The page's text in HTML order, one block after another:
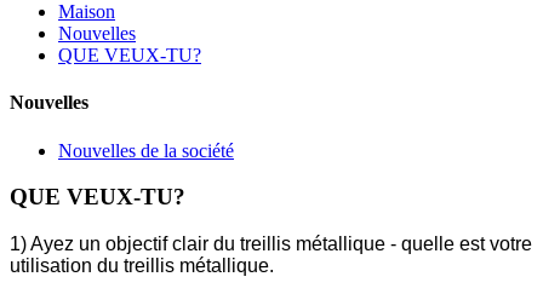
Maison
Nouvelles
QUE VEUX-TU?
Nouvelles
Nouvelles de la société
QUE VEUX-TU?
1) Ayez un objectif clair du treillis métallique - quelle est votre
utilisation du treillis métallique.